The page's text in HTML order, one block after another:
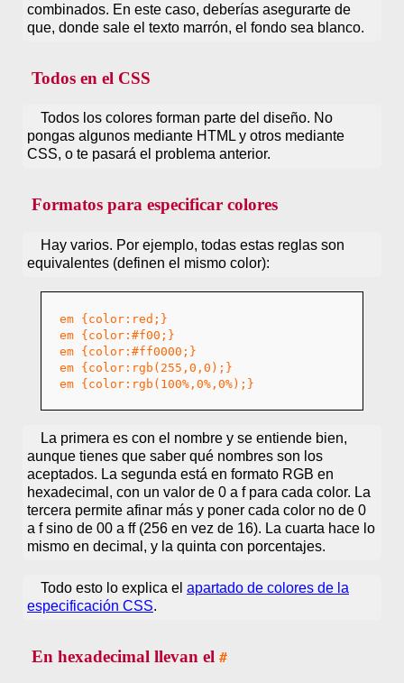
combinados. En este caso, deberías asegurarte de
que, donde sale el texto marrón, el fondo sea blanco.
Todos en el CSS
Todos los colores forman parte del diseño. No
pongas algunos mediante HTML y otros mediante
CSS, o te pasará el problema anterior.
Formatos para especificar colores
Hay varios. Por ejemplo, todas estas reglas son
equivalentes (definen el mismo color):
em {color:red;}
em {color:#f00;}
em {color:#ff0000;}
em {color:rgb(255,0,0);}
em {color:rgb(100%,0%,0%);}
La primera es con el nombre y se entiende bien,
aunque tienes que saber qué nombres son los
aceptados. La segunda está en formato RGB en
hexadecimal, con un valor de 0 a f para cada color. La
tercera permite afinar más y poner cada color no de 0
a f sino de 00 a ff (256 en vez de 16). La cuarta hace lo
mismo en decimal, y la quinta con porcentajes.
Todo esto lo explica el apartado de colores de la
especificación CSS.
En hexadecimal llevan el #